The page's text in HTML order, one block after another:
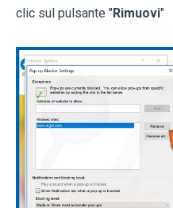
clic sul pulsante "Rimuovi"